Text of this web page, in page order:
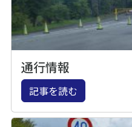
通行情報
記事を読む